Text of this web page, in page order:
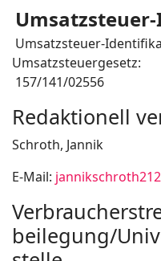
Umsatzsteuer-
Umsatzsteuer-
Umsatzsteuergesetz:
157/141/02556
Redaktionell
Schroth, Jannik
E-Mail:
beilegung/